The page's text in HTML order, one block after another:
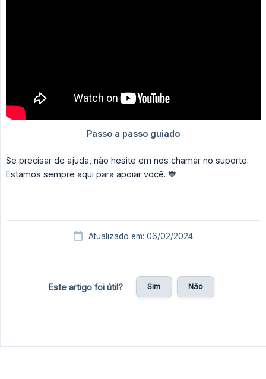
Se precisar de ajuda, não hesite em nos chamar no suporte.
Estamos sempre aqui para apoiar você. 💙
Atualizado em: 06/02/2024
Este artigo foi útil? Sim Não